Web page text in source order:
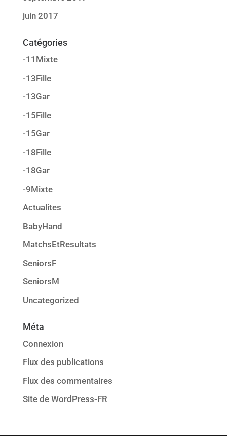
juin 2017
Catégories
-11Mixte
-13Fille
-13Gar
-15Fille
-15Gar
-18Fille
-18Gar
-9Mixte
Actualites
BabyHand
MatchsEtResultats
SeniorsF
SeniorsM
Uncategorized
Méta
Connexion
Flux des publications
Flux des commentaires
Site de WordPress-FR